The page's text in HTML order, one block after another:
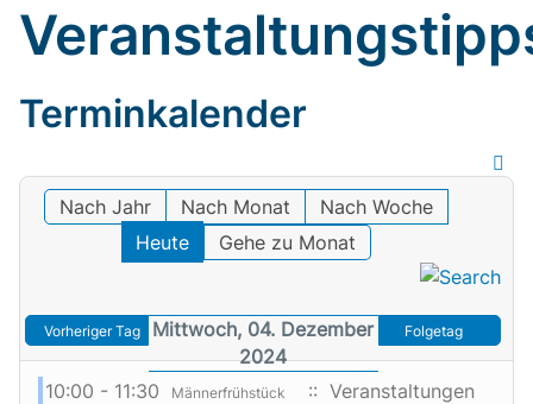
Terminkalender
Nach Jahr Nach Monat
Nach Woche
Heute
Gehe zu Monat
Vorheriger Tag
Mittwoch, 04. Dezember
2024
Folgetag
10:00 - 11:30 Männerfrühstück :: Veranstaltungen